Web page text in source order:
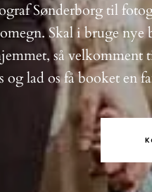
Sønderborg til
Skal i bruge
så
og lad os få booket en